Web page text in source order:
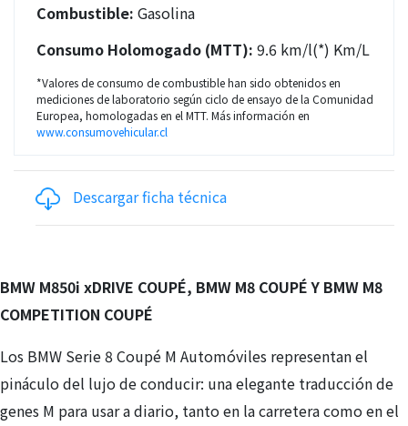
Combustible: Gasolina
Consumo Holomogado (MTT): 9.6 km/l(*) Km/L
*Valores de consumo de combustible han sido obtenidos en
mediciones de laboratorio según ciclo de ensayo de la Comunidad
Europea, homologadas en el MTT. Más información en
www.consumovehicular.cl
Descargar ficha técnica
BMW M850i xDRIVE COUPÉ, BMW M8 COUPÉ Y BMW M8
COMPETITION COUPÉ
Los BMW Serie 8 Coupé M Automóviles representan el
pináculo del lujo de conducir: una elegante traducción de
genes M para usar a diario, tanto en la carretera como en el